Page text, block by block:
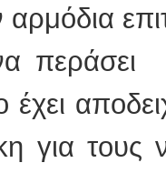
αρμόδια
να
έχει
για τους